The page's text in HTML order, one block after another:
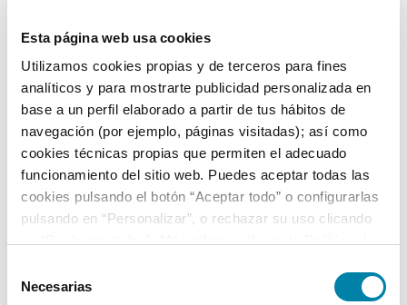
Esta página web usa cookies
Utilizamos cookies propias y de terceros para fines
analíticos y para mostrarte publicidad personalizada en
base a un perfil elaborado a partir de tus hábitos de
navegación (por ejemplo, páginas visitadas); así como
cookies técnicas propias que permiten el adecuado
funcionamiento del sitio web. Puedes aceptar todas las
cookies pulsando el botón “Aceptar todo” o configurarlas
pulsando en “Personalizar”, o rechazar su uso clicando
Necesarias
Detalles destacados
SUPER EQUIPADO
Paquete M
Techo solar panorámico
+ Ver todos
Ficha técnica
Exterior